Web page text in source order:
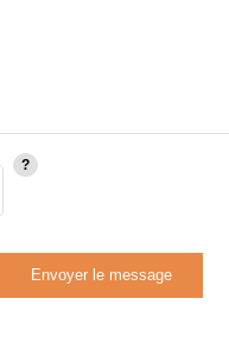
Envoyer le message